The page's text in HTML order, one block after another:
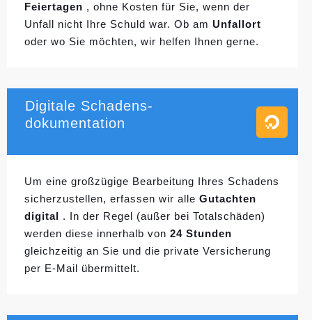
Feiertagen , ohne Kosten für Sie, wenn der
Unfall nicht Ihre Schuld war. Ob am Unfallort
oder wo Sie möchten, wir helfen Ihnen gerne.
Digitale Schadens-
dokumentation
Um eine großzügige Bearbeitung Ihres Schadens
sicherzustellen, erfassen wir alle Gutachten
digital . In der Regel (außer bei Totalschäden)
werden diese innerhalb von 24 Stunden
gleichzeitig an Sie und die private Versicherung
per E-Mail übermittelt.